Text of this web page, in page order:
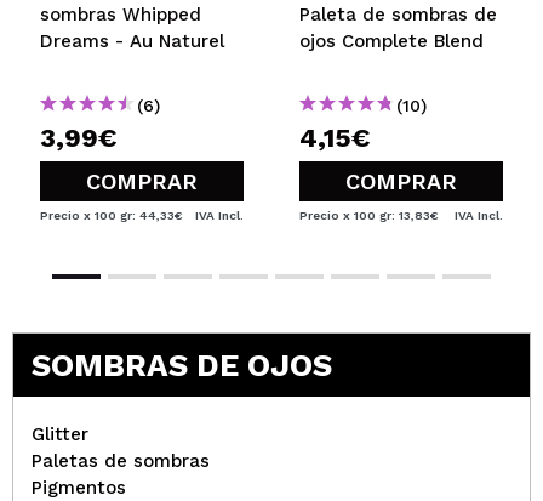
sombras Whipped
Dreams - Au Naturel
(6)
3,99€
COMPRAR
Precio x 100 gr: 44,33€ IVA Incl.
Paleta de sombras de
ojos Complete Blend
(10)
4,15€
COMPRAR
Precio x 100 gr: 13,83€ IVA Incl.
SOMBRAS DE OJOS
Glitter
Paletas de sombras
Pigmentos